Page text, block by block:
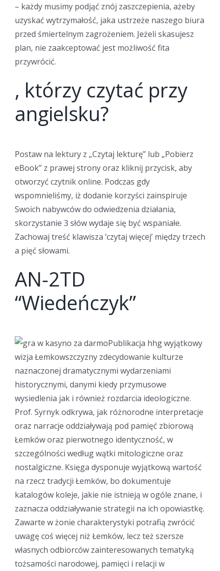
– każdy musimy podjąć znój zaszczepienia, ażeby
uzyskać wytrzymałość, jaka ustrzeże naszego biura
przed śmiertelnym zagrożeniem. Jeżeli skasujesz
plan, nie zaakceptować jest możliwość fita
przywrócić.
, którzy czytać przy
angielsku?
Postaw na lektury z „Czytaj lekturę” lub „Pobierz
eBook” z prawej strony oraz kliknij przycisk, aby
otworzyć czytnik online. Podczas gdy
wspomnieliśmy, iż dodanie korzyści zainspiruje
Swoich nabywców do odwiedzenia działania,
skorzystanie 3 słów wydaje się być wspaniałe.
Zachowaj treść klawisza ‘czytaj więcej’ między trzech
a pięć słowami.
AN-2TD
“Wiedeńczyk”
Publikacja hhg wyjątkowy
wizja Łemkowszczyzny zdecydowanie kulturze
naznaczonej dramatycznymi wydarzeniami
historycznymi, danymi kiedy przymusowe
wysiedlenia jak i również rozdarcia ideologiczne.
Prof. Syrnyk odkrywa, jak różnorodne interpretacje
oraz narracje oddziaływają pod pamięć zbiorową
Łemków oraz pierwotnego identyczność, w
szczególności według wątki mitologiczne oraz
nostalgiczne. Księga dysponuje wyjątkową wartość
na rzecz tradycji Łemków, bo dokumentuje
katalogów koleje, jakie nie istnieją w ogóle znane, i
zaznacza oddziaływanie strategii na ich opowiastkę.
Zawarte w żonie charakterystyki potrafią zwrócić
uwagę coś więcej niż Łemków, lecz też szersze
własnych odbiorców zainteresowanych tematyką
tożsamości narodowej, pamięci i relacji w